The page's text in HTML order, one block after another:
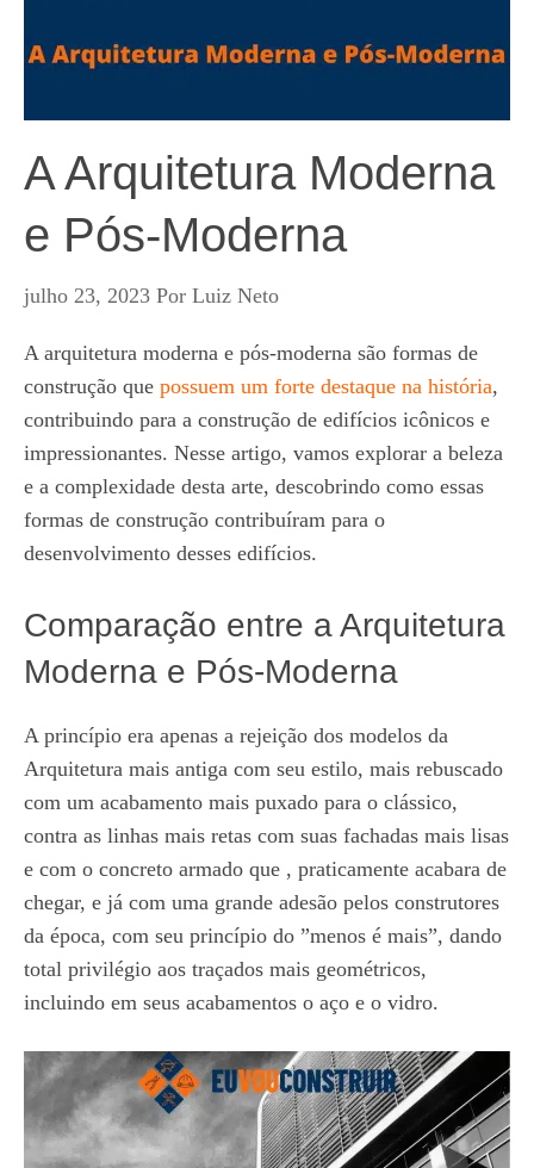
A Arquitetura Moderna
e Pós-Moderna
julho 23, 2023 Por Luiz Neto
A arquitetura moderna e pós-moderna são formas de
construção que possuem um forte destaque na história,
contribuindo para a construção de edifícios icônicos e
impressionantes. Nesse artigo, vamos explorar a beleza
e a complexidade desta arte, descobrindo como essas
formas de construção contribuíram para o
desenvolvimento desses edifícios.
Comparação entre a Arquitetura
Moderna e Pós-Moderna
A princípio era apenas a rejeição dos modelos da
Arquitetura mais antiga com seu estilo, mais rebuscado
com um acabamento mais puxado para o clássico,
contra as linhas mais retas com suas fachadas mais lisas
e com o concreto armado que , praticamente acabara de
chegar, e já com uma grande adesão pelos construtores
da época, com seu princípio do ”menos é mais”, dando
total privilégio aos traçados mais geométricos,
incluindo em seus acabamentos o aço e o vidro.